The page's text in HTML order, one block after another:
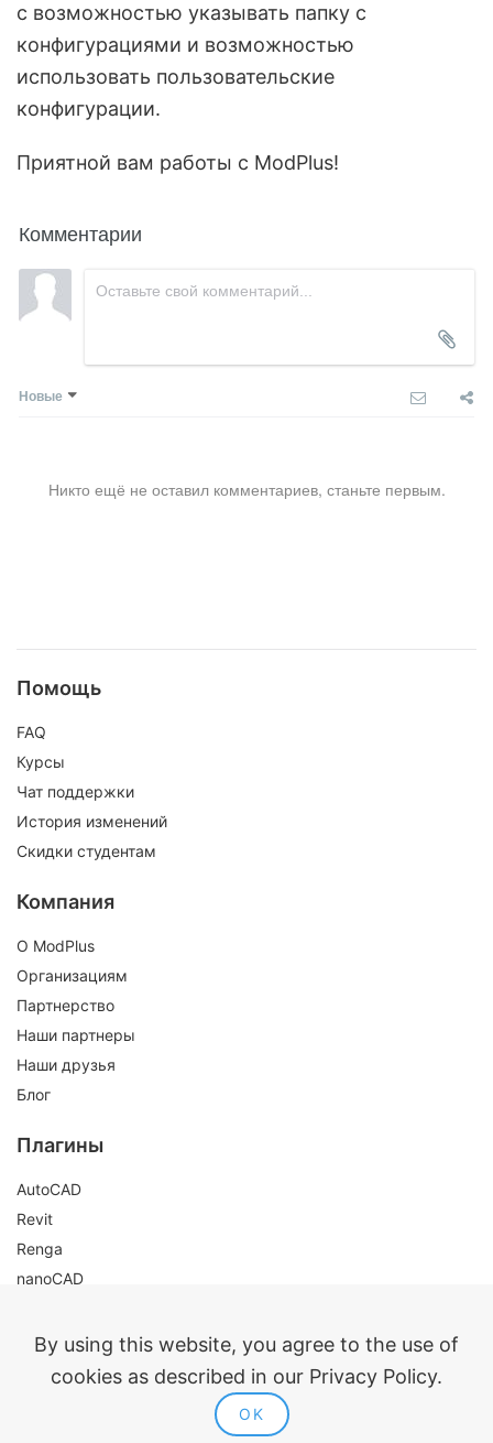
с возможностью указывать папку с
конфигурациями и возможностью
использовать пользовательские
конфигурации.
Приятной вам работы с ModPlus!
Комментарии
Новые
Никто ещё не оставил комментариев, станьте первым.
Помощь
FAQ
Курсы
Чат поддержки
История изменений
Скидки студентам
Компания
О ModPlus
Организациям
Партнерство
Наши партнеры
Наши друзья
Блог
Плагины
AutoCAD
Revit
Renga
nanoCAD
Публичная оферта
Политика конфиденциальности
Согласие на обработку персональных данных
By using this website, you agree to the use of
cookies as described in our Privacy Policy.
OK